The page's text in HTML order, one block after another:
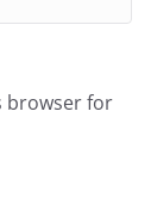
browser for